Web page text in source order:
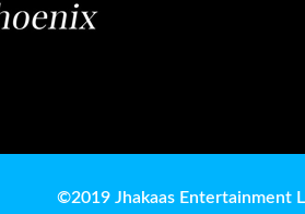
©2019 Jhakaas Entertainment